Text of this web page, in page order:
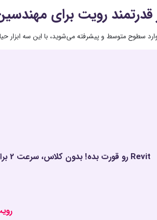
سطوح متوسط و پیشرفته می‌شوید، با این سه ابزار